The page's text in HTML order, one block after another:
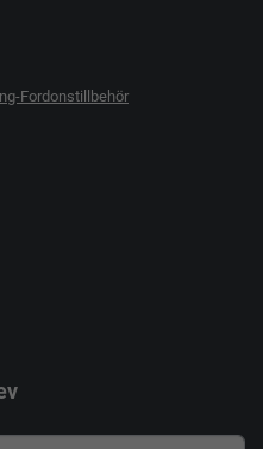
Fordonstillbehör